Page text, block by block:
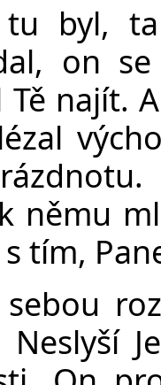
tu byl,
on
najít.
němu
tím,